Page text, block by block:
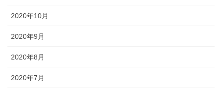
2020年10月
2020年9月
2020年8月
2020年7月